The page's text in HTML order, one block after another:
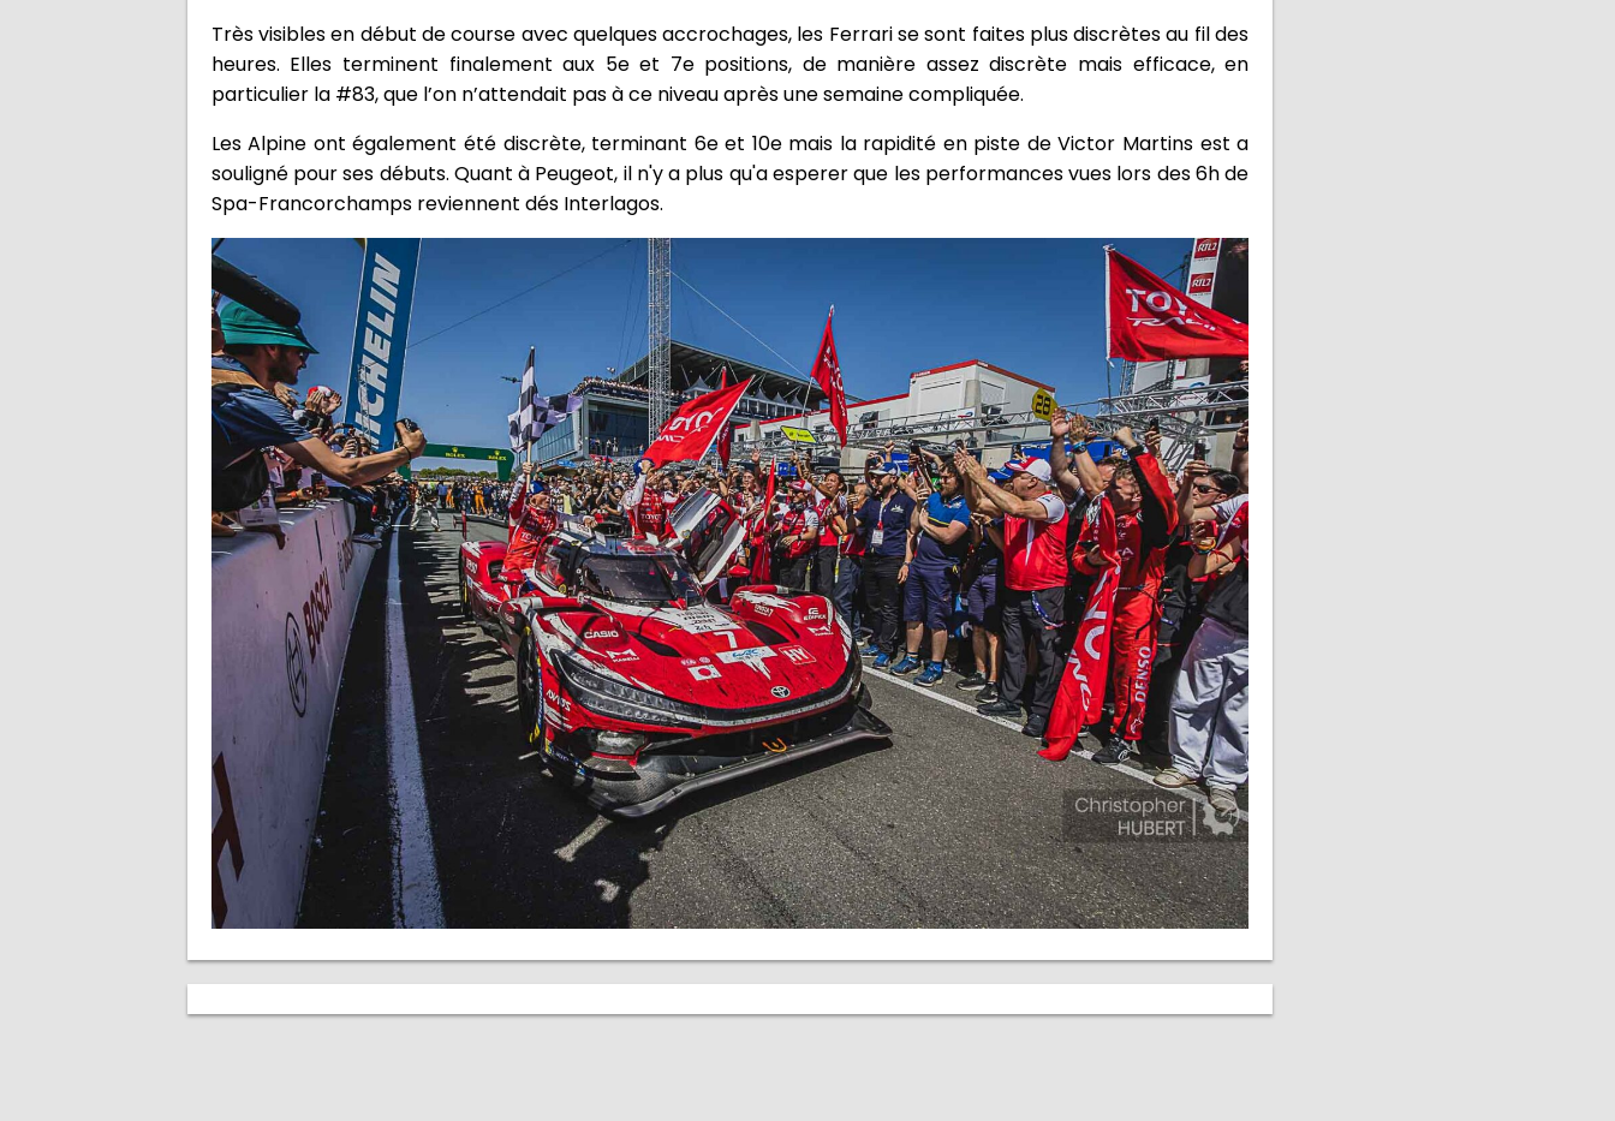
Très visibles en début de course avec quelques accrochages, les Ferrari se sont faites plus discrètes au fil des
heures. Elles terminent finalement aux 5e et 7e positions, de manière assez discrète mais efficace, en
particulier la #83, que l’on n’attendait pas à ce niveau après une semaine compliquée.
Les Alpine ont également été discrète, terminant 6e et 10e mais la rapidité en piste de Victor Martins est a
souligné pour ses débuts. Quant à Peugeot, il n'y a plus qu'a esperer que les performances vues lors des 6h de
Spa-Francorchamps reviennent dés Interlagos.